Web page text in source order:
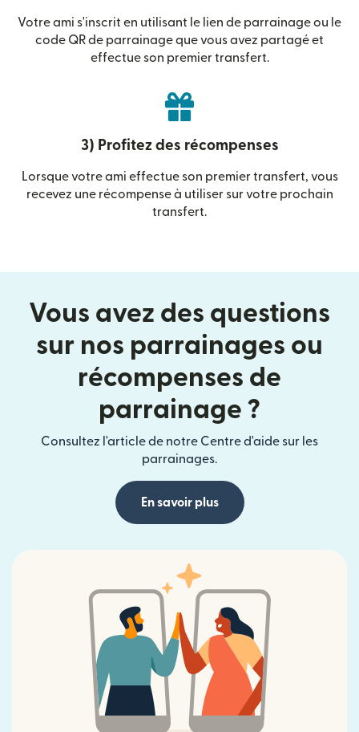
Votre ami s'inscrit en utilisant le lien de parrainage ou le
code QR de parrainage que vous avez partagé et
effectue son premier transfert.
3) Profitez des récompenses
Lorsque votre ami effectue son premier transfert, vous
recevez une récompense à utiliser sur votre prochain
transfert.
Vous avez des questions
sur nos parrainages ou
récompenses de
parrainage ?
Consultez l'article de notre Centre d'aide sur les
parrainages.
En savoir plus